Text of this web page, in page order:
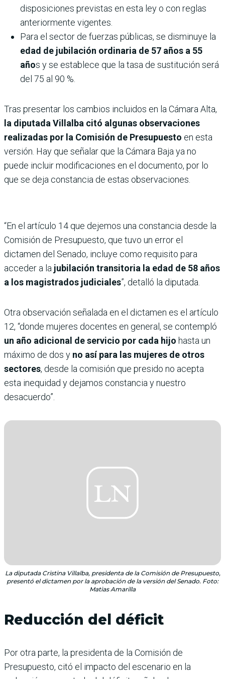
disposiciones previstas en esta ley o con reglas
anteriormente vigentes.
Para el sector de fuerzas públicas, se disminuye la
edad de jubilación ordinaria de 57 años a 55
años y se establece que la tasa de sustitución será
del 75 al 90 %.
Tras presentar los cambios incluidos en la Cámara Alta,
la diputada Villalba citó algunas observaciones
realizadas por la Comisión de Presupuesto en esta
versión. Hay que señalar que la Cámara Baja ya no
puede incluir modificaciones en el documento, por lo
que se deja constancia de estas observaciones.
“En el artículo 14 que dejemos una constancia desde la
Comisión de Presupuesto, que tuvo un error el
dictamen del Senado, incluye como requisito para
acceder a la jubilación transitoria la edad de 58 años
a los magistrados judiciales”, detalló la diputada.
Otra observación señalada en el dictamen es el artículo
12, “donde mujeres docentes en general, se contempló
un año adicional de servicio por cada hijo hasta un
máximo de dos y no así para las mujeres de otros
sectores, desde la comisión que presido no acepta
esta inequidad y dejamos constancia y nuestro
desacuerdo”.
La diputada Cristina Villalba, presidenta de la Comisión de Presupuesto,
presentó el dictamen por la aprobación de la versión del Senado. Foto:
Matias Amarilla
Reducción del déficit
Por otra parte, la presidenta de la Comisión de
Presupuesto, citó el impacto del escenario en la